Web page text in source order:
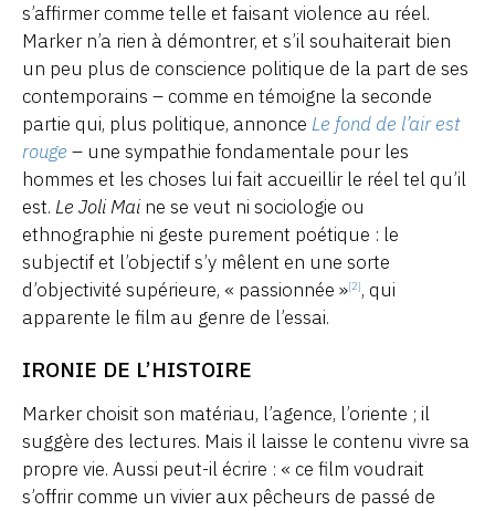
s’affirmer comme telle et faisant violence au réel.
Marker n’a rien à démontrer, et s’il souhaiterait bien
un peu plus de conscience politique de la part de ses
contemporains – comme en témoigne la seconde
partie qui, plus politique, annonce Le fond de l’air est
rouge – une sympathie fondamentale pour les
hommes et les choses lui fait accueillir le réel tel qu’il
est. Le Joli Maine se veut ni sociologie ou
ethnographie ni geste purement poétique : le
subjectif et l’objectif s’y mêlent en une sorte
d’objectivité supérieure, « passionnée »[2], qui
apparente le film au genre de l’essai.
IRONIE DE L’HISTOIRE
Marker choisit son matériau, l’agence, l’oriente ; il
suggère des lectures. Mais il laisse le contenu vivre sa
propre vie. Aussi peut-il écrire : « ce film voudrait
s’offrir comme un vivier aux pêcheurs de passé de